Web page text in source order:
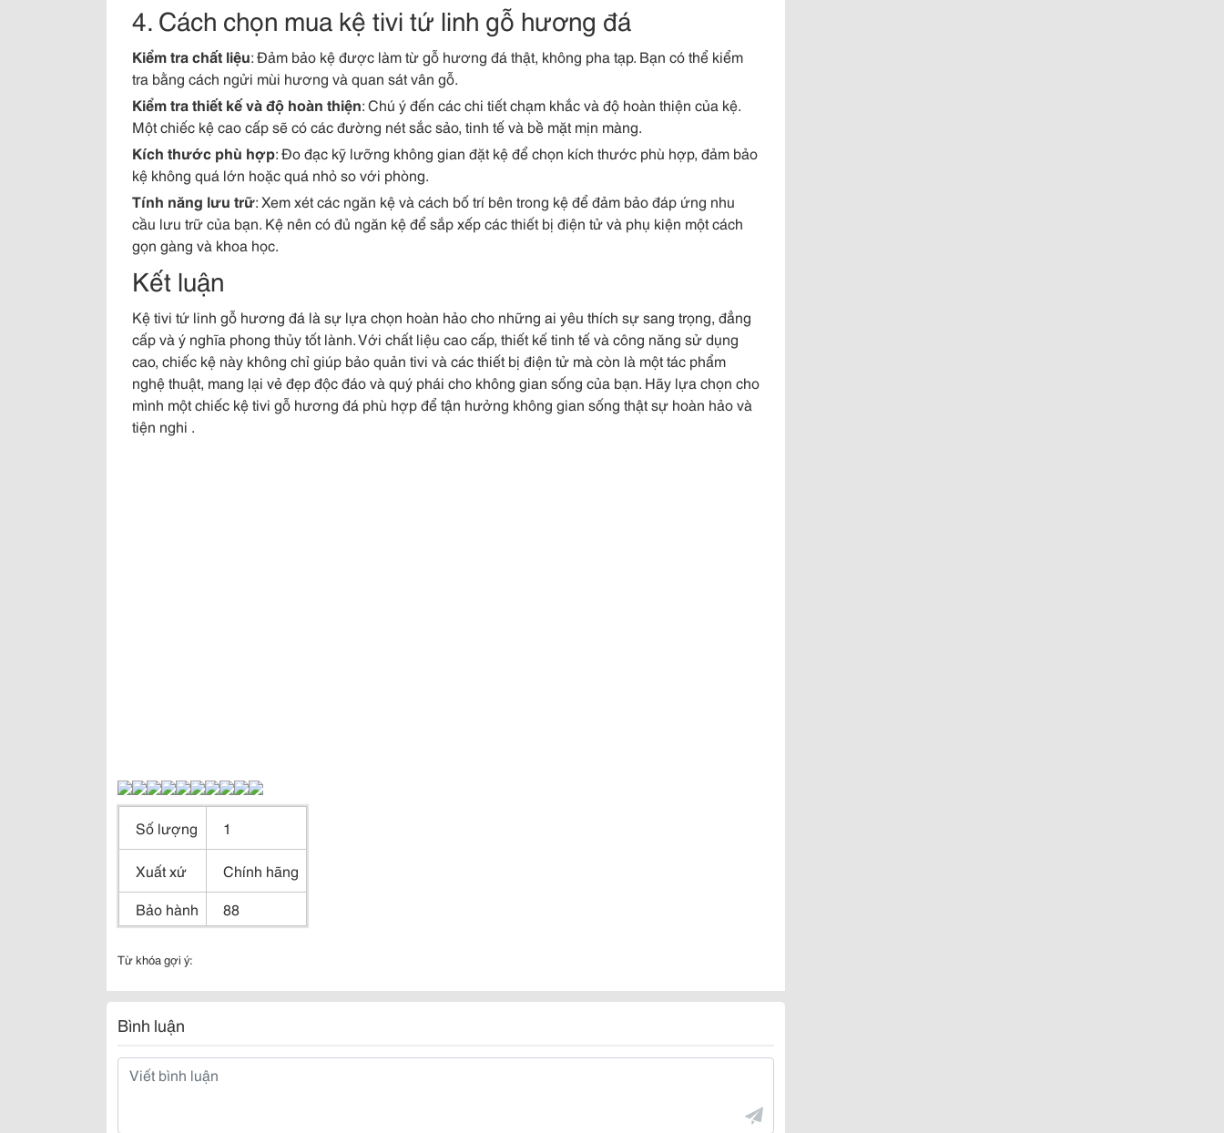
4. Cách chọn mua kệ tivi tứ linh gỗ hương đá
Kiểm tra chất liệu: Đảm bảo kệ được làm từ gỗ hương đá thật, không pha tạp. Bạn có thể kiểm
tra bằng cách ngửi mùi hương và quan sát vân gỗ.
Kiểm tra thiết kế và độ hoàn thiện: Chú ý đến các chi tiết chạm khắc và độ hoàn thiện của kệ.
Một chiếc kệ cao cấp sẽ có các đường nét sắc sảo, tinh tế và bề mặt mịn màng.
Kích thước phù hợp: Đo đạc kỹ lưỡng không gian đặt kệ để chọn kích thước phù hợp, đảm bảo
kệ không quá lớn hoặc quá nhỏ so với phòng.
Tính năng lưu trữ: Xem xét các ngăn kệ và cách bố trí bên trong kệ để đảm bảo đáp ứng nhu
cầu lưu trữ của bạn. Kệ nên có đủ ngăn kệ để sắp xếp các thiết bị điện tử và phụ kiện một cách
gọn gàng và khoa học.
Kết luận
Kệ tivi tứ linh gỗ hương đá là sự lựa chọn hoàn hảo cho những ai yêu thích sự sang trọng, đẳng
cấp và ý nghĩa phong thủy tốt lành. Với chất liệu cao cấp, thiết kế tinh tế và công năng sử dụng
cao, chiếc kệ này không chỉ giúp bảo quản tivi và các thiết bị điện tử mà còn là một tác phẩm
nghệ thuật, mang lại vẻ đẹp độc đáo và quý phái cho không gian sống của bạn. Hãy lựa chọn cho
mình một chiếc kệ tivi gỗ hương đá phù hợp để tận hưởng không gian sống thật sự hoàn hảo và
tiện nghi .
Số lượng 1
Xuất xứ
Chính hãng
Bảo hành
88
Từ khóa gợi ý:
Bình luận